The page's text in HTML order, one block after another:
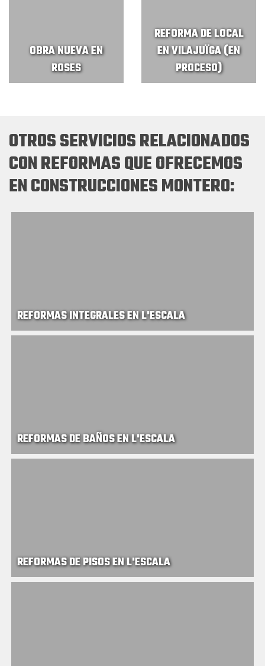
OBRA NUEVA EN
ROSES
REFORMA DE LOCAL
EN VILAJUÏGA (EN
PROCESO)
OTROS SERVICIOS RELACIONADOS
CON REFORMAS QUE OFRECEMOS
EN CONSTRUCCIONES MONTERO:
REFORMAS INTEGRALES EN L'ESCALA
REFORMAS DE BAÑOS EN L'ESCALA
REFORMAS DE PISOS EN L'ESCALA